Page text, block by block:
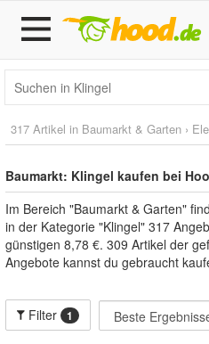
317 Artikel in Baumarkt & Garten ›
Baumarkt: Klingel kaufen bei
Im Bereich "Baumarkt & Garten"
in der Kategorie "Klingel" 317
günstigen 8,78 €. 309 Artikel der
Angebote kannst du gebraucht
Filter 1